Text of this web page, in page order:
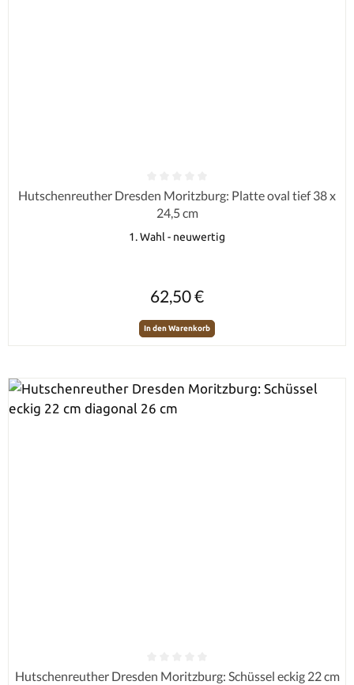
Durchschnittliche Bewertung von 0 von 5 Sternen
Hutschenreuther Dresden Moritzburg: Platte oval tief 38 x
24,5 cm
1. Wahl - neuwertig
62,50 €
In den Warenkorb
Durchschnittliche Bewertung von 0 von 5 Sternen
Hutschenreuther Dresden Moritzburg: Schüssel eckig 22 cm